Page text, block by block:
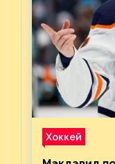
Хоккей